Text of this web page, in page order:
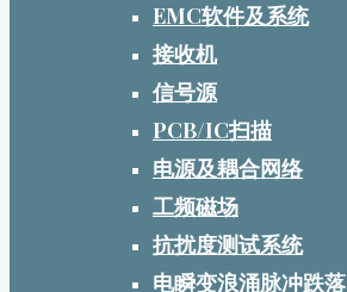
EMC软件及系统
接收机
信号源
PCB/IC扫描
电源及耦合网络
工频磁场
抗扰度测试系统
电瞬变浪涌脉冲跌落